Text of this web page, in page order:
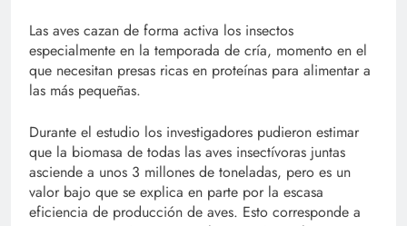
Las aves cazan de forma activa los insectos
especialmente en la temporada de cría, momento en el
que necesitan presas ricas en proteínas para alimentar a
las más pequeñas.
Durante el estudio los investigadores pudieron estimar
que la biomasa de todas las aves insectívoras juntas
asciende a unos 3 millones de toneladas, pero es un
valor bajo que se explica en parte por la escasa
eficiencia de producción de aves. Esto corresponde a